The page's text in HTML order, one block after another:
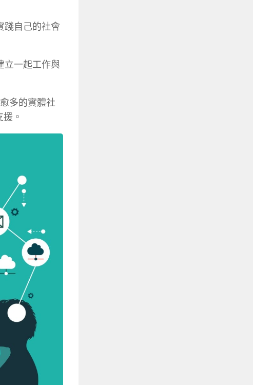
踐自己的社會
立一起工作與
多的實體社
。